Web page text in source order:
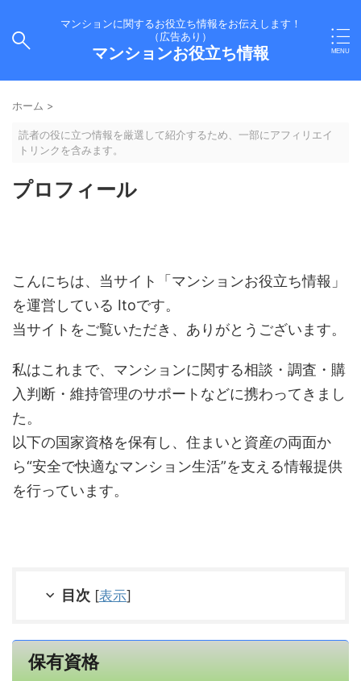
マンションに関するお役立ち情報をお伝えします！
（広告あり）
マンションお役立ち情報
ホーム >
読者の役に立つ情報を厳選して紹介するため、一部にアフィリエイ
トリンクを含みます。
プロフィール
こんにちは、当サイト「マンションお役立ち情報」
を運営している Itoです。
当サイトをご覧いただき、ありがとうございます。
私はこれまで、マンションに関する相談・調査・購
入判断・維持管理のサポートなどに携わってきまし
た。
以下の国家資格を保有し、住まいと資産の両面か
ら“安全で快適なマンション生活”を支える情報提供
を行っています。
目次 [表示]
保有資格